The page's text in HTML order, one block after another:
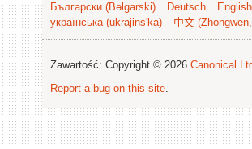
Български (Bəlgarski)
Deutsch English
українська (ukrajins'ka)
中文
Zawartość: Copyright © 2026 Canonical
Report a bug on this site.